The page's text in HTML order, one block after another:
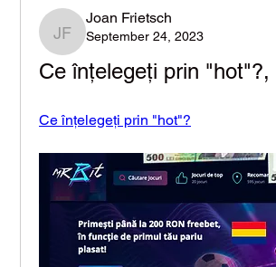
Joan Frietsch
Joan Frietsch
September 24, 2023
Ce înțelegeți prin
Ce înțelegeți prin "hot"?